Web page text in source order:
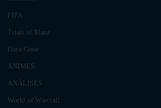
FIFA
Trials of Mana
Days Gone
ANIMES
ANÁLISES
World of Warcraft